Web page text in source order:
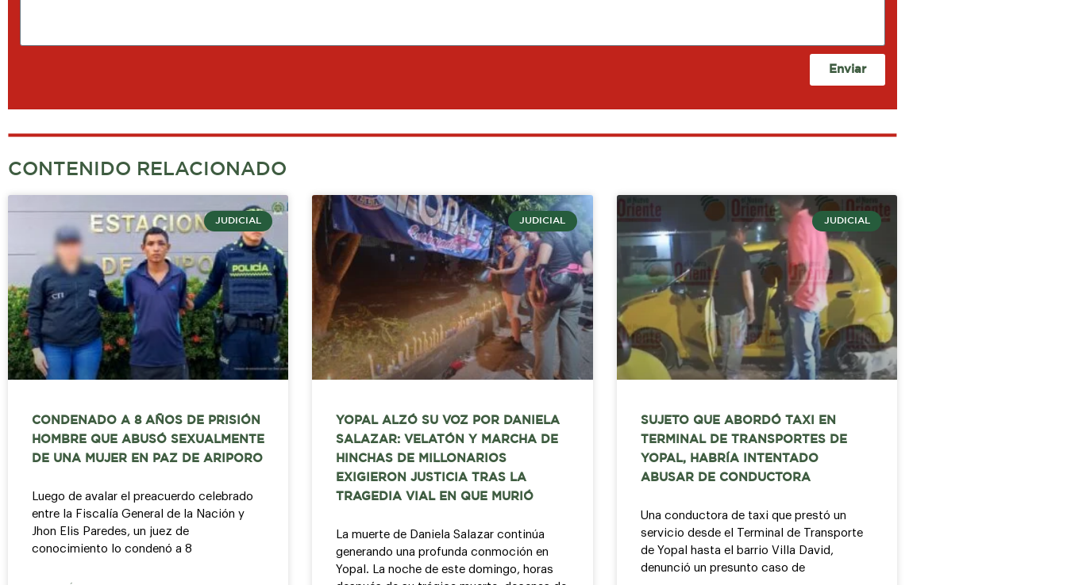
Enviar
CONTENIDO RELACIONADO
JUDICIAL
CONDENADO A 8 AÑOS DE PRISIÓN
HOMBRE QUE ABUSÓ SEXUALMENTE
DE UNA MUJER EN PAZ DE ARIPORO
Luego de avalar el preacuerdo celebrado
entre la Fiscalía General de la Nación y
Jhon Elis Paredes, un juez de
conocimiento lo condenó a 8
JUDICIAL
YOPAL ALZÓ SU VOZ POR DANIELA
SALAZAR: VELATÓN Y MARCHA DE
HINCHAS DE MILLONARIOS
EXIGIERON JUSTICIA TRAS LA
TRAGEDIA VIAL EN QUE MURIÓ
La muerte de Daniela Salazar continúa
generando una profunda conmoción en
Yopal. La noche de este domingo, horas
JUDICIAL
SUJETO QUE ABORDÓ TAXI EN
TERMINAL DE TRANSPORTES DE
YOPAL, HABRÍA INTENTADO
ABUSAR DE CONDUCTORA
Una conductora de taxi que prestó un
servicio desde el Terminal de Transporte
de Yopal hasta el barrio Villa David,
denunció un presunto caso de